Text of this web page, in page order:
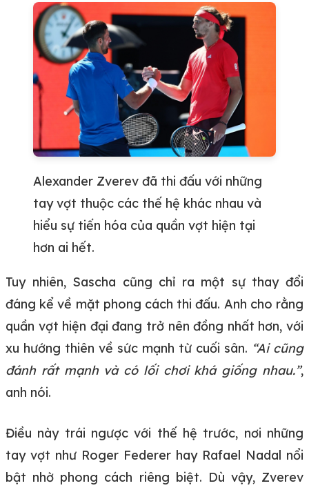
Alexander Zverev đã thi đấu với những
tay vợt thuộc các thế hệ khác nhau và
hiểu sự tiến hóa của quần vợt hiện tại
hơn ai hết.
Tuy nhiên, Sascha cũng chỉ ra một sự thay đổi
đáng kể về mặt phong cách thi đấu. Anh cho rằng
quần vợt hiện đại đang trở nên đồng nhất hơn, với
xu hướng thiên về sức mạnh từ cuối sân. “Ai cũng
đánh rất mạnh và có lối chơi khá giống nhau.”,
anh nói.
Điều này trái ngược với thế hệ trước, nơi những
tay vợt như Roger Federer hay Rafael Nadal nổi
bật nhờ phong cách riêng biệt. Dù vậy, Zverev